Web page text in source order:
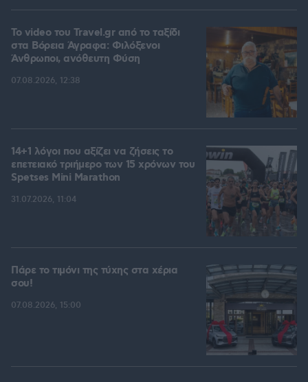
To video του Travel.gr από το ταξίδι
στα Βόρεια Άγραφα: Φιλόξενοι
Άνθρωποι, ανόθευτη Φύση
07.08.2026, 12:38
14+1 λόγοι που αξίζει να ζήσεις το
επετειακό τριήμερο των 15 χρόνων του
Spetses Mini Marathon
31.07.2026, 11:04
Πάρε το τιμόνι της τύχης στα χέρια
σου!
07.08.2026, 15:00